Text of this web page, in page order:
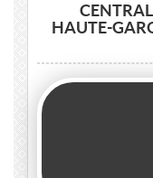
HAUTE-